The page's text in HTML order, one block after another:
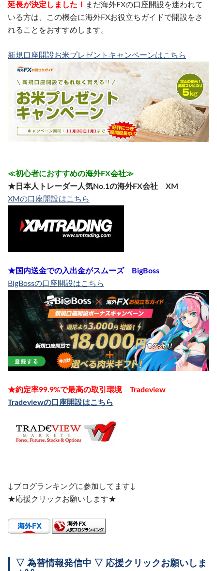
延長が決定しました！ まだ海外FXの口座開設を迷われて
いる方は、この機会に海外FXお役立ちガイドで開設をさ
れることをおすすめします。
新規口座開設お米プレゼントキャンペーンはこちら
≪初心者におすすめの海外FX会社≫
★日本人トレーダー人気No.1の海外FX会社 XM
XMの口座開設はこちら
★国内送金での入出金がスムーズ BigBoss
BigBossの口座開設はこちら
★約定率99.9%で最高の取引環境 Tradeview
Tradeviewの口座開設はこちら
↓ブログランキングに参加してます↓
★応援クリックお願いします★
▽ 為替情報発信中 ▽ 応援クリックお願いしま